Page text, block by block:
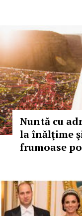
Nuntă cu
la înălţime
frumoase